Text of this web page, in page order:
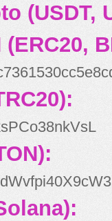
(USDT,
(ERC20,